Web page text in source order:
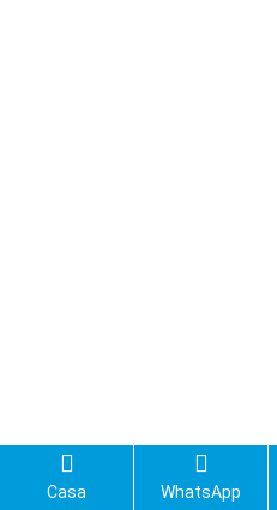
Casa WhatsApp